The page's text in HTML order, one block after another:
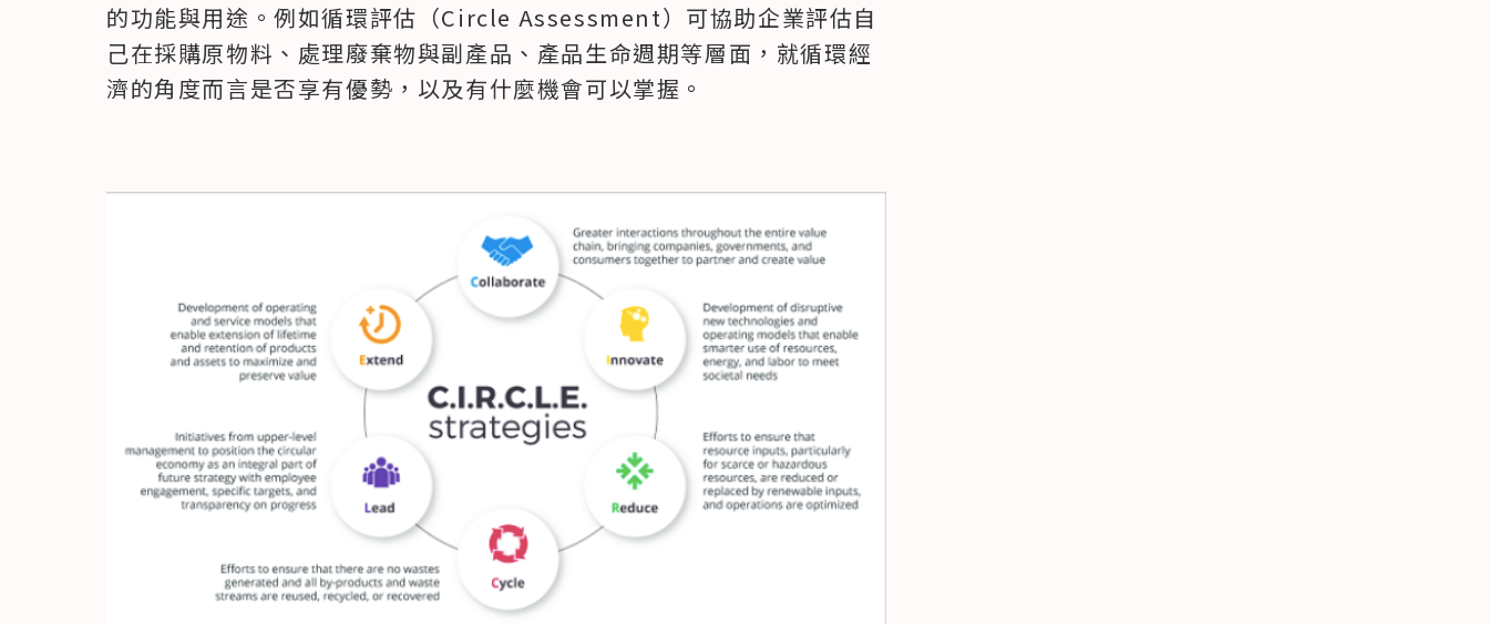
的功能與用途。例如循環評估（Circle Assessment）可協助企業評估自
己在採購原物料、處理廢棄物與副產品、產品生命週期等層面，就循環經
濟的角度而言是否享有優勢，以及有什麼機會可以掌握。